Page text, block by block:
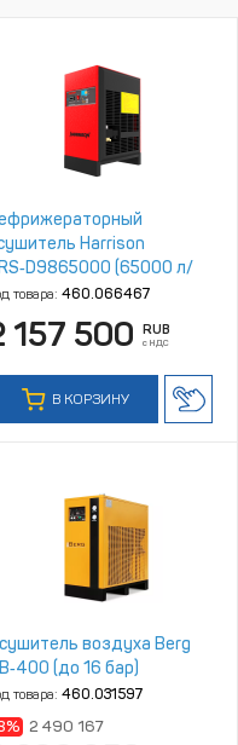
Harrison
(65000 л/
4‑16 бар)
товара: 460.066467
157 500 RUB
с НДС
В КОРЗИНУ
воздуха Berg
(до 16 бар)
товара: 460.031597
2 490 167